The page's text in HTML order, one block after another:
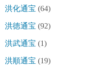
洪化通宝 (64)
洪徳通宝 (92)
洪武通宝 (1)
洪順通宝 (19)